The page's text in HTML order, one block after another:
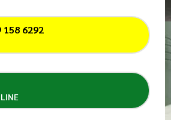
158 6292